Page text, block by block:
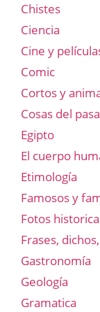
Chistes
Ciencia
Cine y
Comic
Cortos y
Cosas del
Egipto
El cuerpo
Etimología
Famosos y
Fotos
Frases,
Gastronomía
Geología
Gramatica